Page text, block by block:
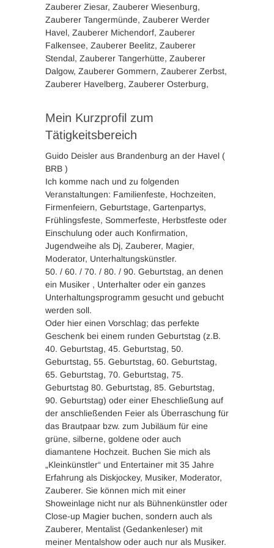
Zauberer Ziesar, Zauberer Wiesenburg,
Zauberer Tangermünde, Zauberer Werder
Havel, Zauberer Michendorf, Zauberer
Falkensee, Zauberer Beelitz, Zauberer
Stendal, Zauberer Tangerhütte, Zauberer
Dalgow, Zauberer Gommern, Zauberer Zerbst,
Zauberer Havelberg, Zauberer Osterburg,
Mein Kurzprofil zum
Tätigkeitsbereich
Guido Deisler aus Brandenburg an der Havel (
BRB )
Ich komme nach und zu folgenden
Veranstaltungen: Familienfeste, Hochzeiten,
Firmenfeiern, Geburtstage, Gartenpartys,
Frühlingsfeste, Sommerfeste, Herbstfeste oder
Einschulung oder auch Konfirmation,
Jugendweihe als Dj, Zauberer, Magier,
Moderator, Unterhaltungskünstler.
50. / 60. / 70. / 80. / 90. Geburtstag, an denen
ein Musiker , Unterhalter oder ein ganzes
Unterhaltungsprogramm gesucht und gebucht
werden soll.
Oder hier einen Vorschlag; das perfekte
Geschenk bei einem runden Geburtstag (z.B.
40. Geburtstag, 45. Geburtstag, 50.
Geburtstag, 55. Geburtstag, 60. Geburtstag,
65. Geburtstag, 70. Geburtstag, 75.
Geburtstag 80. Geburtstag, 85. Geburtstag,
90. Geburtstag) oder einer Eheschließung auf
der anschließenden Feier als Überraschung für
das Brautpaar bzw. zum Jubiläum für eine
grüne, silberne, goldene oder auch
diamantene Hochzeit. Buchen Sie mich als
„Kleinkünstler“ und Entertainer mit 35 Jahre
Erfahrung als Diskjockey, Musiker, Moderator,
Zauberer. Sie können mich mit einer
Showeinlage nicht nur als Bühnenkünstler oder
Close-up Magier buchen, sondern auch als
Zauberer, Mentalist (Gedankenleser) mit
meiner Mentalshow oder auch nur als Musiker.